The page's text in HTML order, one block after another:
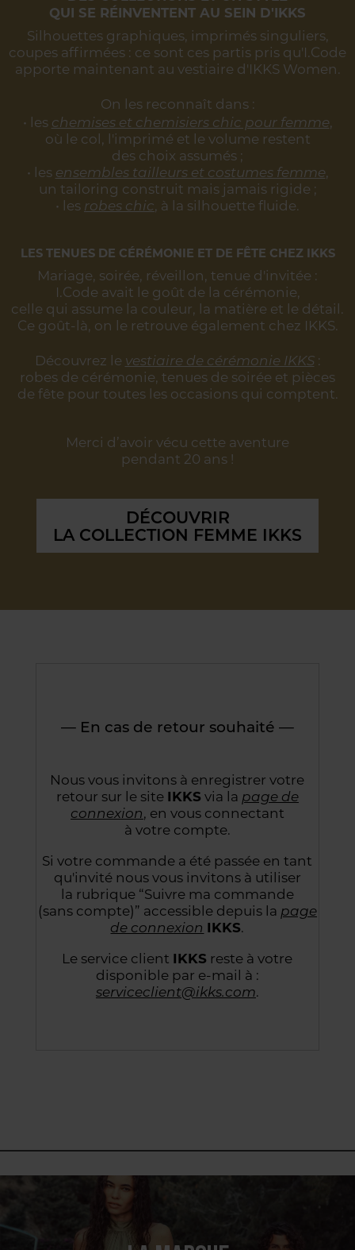
QUI SE RÉINVENTENT AU SEIN D'IKKS
Silhouettes graphiques, imprimés singuliers,
coupes affirmées : ce sont ces partis pris qu'I.Code
apporte maintenant au vestiaire d'IKKS Women.
On les reconnaît dans :
• les chemises et chemisiers chic pour femme,
où le col, l'imprimé et le volume restent
des choix assumés ;
• les ensembles tailleurs et costumes femme,
un tailoring construit mais jamais rigide ;
• les robes chic, à la silhouette fluide.
LES TENUES DE CÉRÉMONIE ET DE FÊTE CHEZ IKKS
Mariage, soirée, réveillon, tenue d'invitée :
I.Code avait le goût de la cérémonie,
celle qui assume la couleur, la matière et le détail.
Ce goût-là, on le retrouve également chez IKKS.
Découvrez le vestiaire de cérémonie IKKS:
robes de cérémonie, tenues de soirée et pièces
de fête pour toutes les occasions qui comptent.
Merci d’avoir vécu cette aventure
pendant 20 ans !
DÉCOUVRIR
LA COLLECTION FEMME IKKS
— En cas de retour souhaité —
Nous vous invitons à enregistrer votre
retour sur le site IKKS via la page de
connexion, en vous connectant
à votre compte.
Si votre commande a été passée en tant
qu'invité nous vous invitons à utiliser
la rubrique “Suivre ma commande
(sans compte)” accessible depuis la page
de connexion IKKS.
Le service client IKKS reste à votre
disponible par e-mail à :
serviceclient@ikks.com.